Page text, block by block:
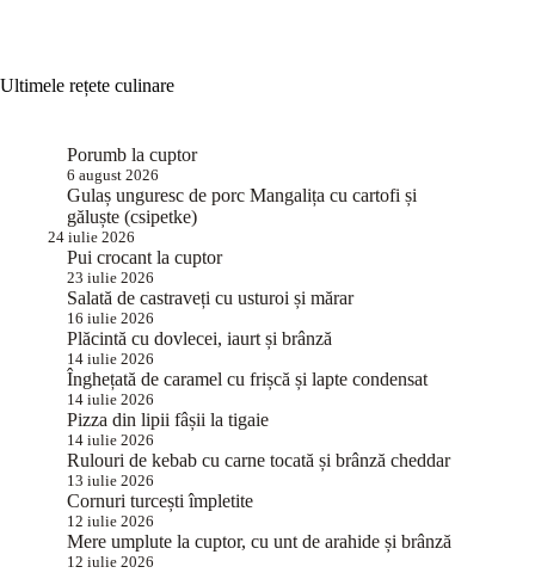
Ultimele rețete culinare
Porumb la cuptor
6 august 2026
Gulaș unguresc de porc Mangalița cu cartofi și
găluște (csipetke)
24 iulie 2026
Pui crocant la cuptor
23 iulie 2026
Salată de castraveți cu usturoi și mărar
16 iulie 2026
Plăcintă cu dovlecei, iaurt și brânză
14 iulie 2026
Înghețată de caramel cu frișcă și lapte condensat
14 iulie 2026
Pizza din lipii fâșii la tigaie
14 iulie 2026
Rulouri de kebab cu carne tocată și brânză cheddar
13 iulie 2026
Cornuri turcești împletite
12 iulie 2026
Mere umplute la cuptor, cu unt de arahide și brânză
12 iulie 2026